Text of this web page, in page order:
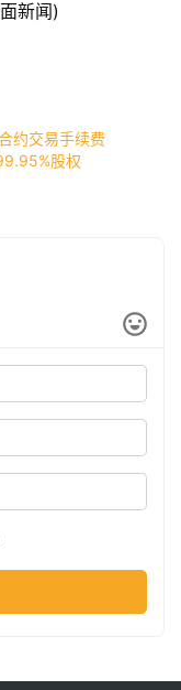
新闻)
约交易手续费
股权